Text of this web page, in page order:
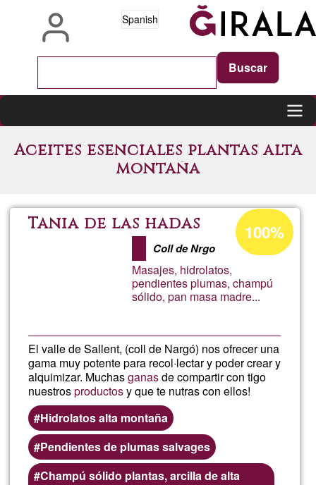
Spanish
Main
navigation
Aceites esenciales plantas alta
montaña
Tania de las hadas
Coll de Nrgo
Masajes, hidrolatos,
pendientes plumas, champú
sólido, pan masa madre...
El valle de Sallent, (coll de Nargó) nos ofrecer una
gama muy potente para recol·lectar y poder crear y
alquimizar. Muchasganasde compartir con tigo
nuestrosproductosy que te nutras con ellos!
Hidrolatos alta montaña
Pendientes de plumas salvages
Champú sólido plantas, arcilla de alta
Porcentaje
de
aceptación
de
G1
100%